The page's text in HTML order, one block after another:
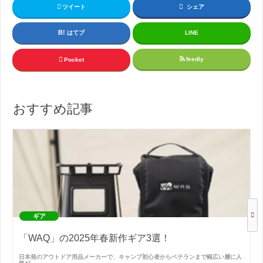
ツイート シェア
はてブ LINE
Pocket feedly
おすすめ記事
ギア
「WAQ」の2025年春新作ギア3選！
日本発のアウトドア用品メーカーで、キャンプ初心者からベテランまで幅広い層に人